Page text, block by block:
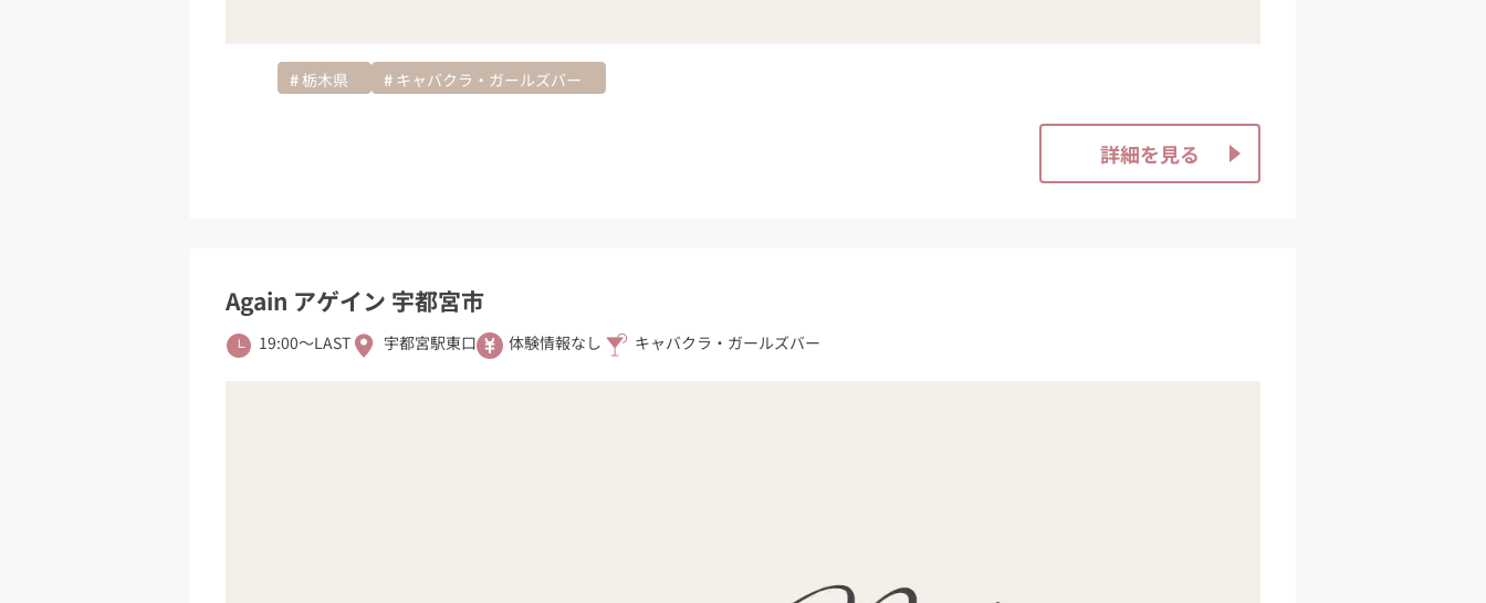
栃木県 キャバクラ・ガールズバー
詳細を見る
Again アゲイン 宇都宮市
19:00〜LAST 宇都宮駅東口 体験情報なし キャバクラ・ガールズバー